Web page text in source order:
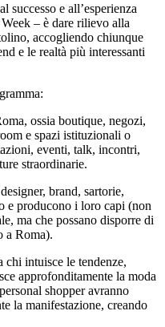
successo e all’esperienza
– è dare rilievo alla
accogliendo chiunque
e le realtà più interessanti
ossia boutique, negozi,
e spazi istituzionali o
eventi, talk, incontri,
straordinarie.
brand, sartorie,
e producono i loro capi (non
ma che possano disporre di
a Roma).
chi intuisce le tendenze,
approfonditamente la moda
shopper avranno
la manifestazione, creando